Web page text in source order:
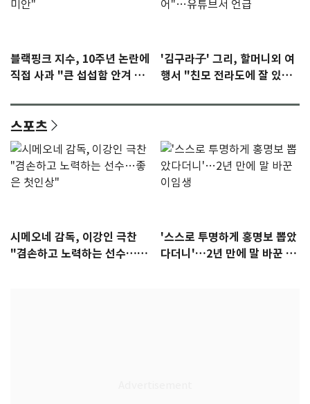
블랙핑크 지수, 10주년 논란에
직접 사과 "큰 섭섭함 안겨 미
'김구라子' 그리, 할머니외 여
행서 "친모 전라도에 잘 있
스포츠
시메오네 감독, 이강인 극찬
"겸손하고 노력하는 선수…좋
'스스로 투명하게 홍명보 뽑았
다더니'…2년 만에 말 바꾼 이